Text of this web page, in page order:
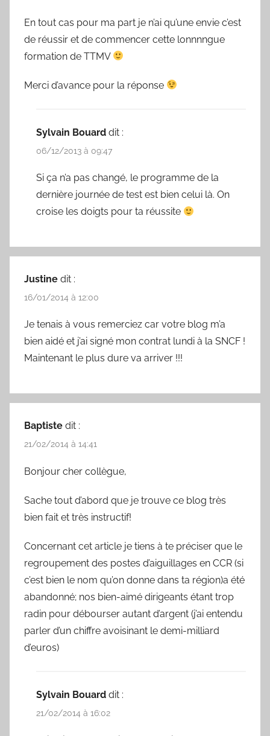
En tout cas pour ma part je n’ai qu’une envie c’est
de réussir et de commencer cette lonnnngue
formation de TTMV
Merci d’avance pour la réponse
Sylvain Bouard dit :
06/12/2013 à 09:47
Si ça n’a pas changé, le programme de la
dernière journée de test est bien celui là. On
croise les doigts pour ta réussite
Justine dit :
16/01/2014 à 12:00
Je tenais à vous remerciez car votre blog m’a
bien aidé et j’ai signé mon contrat lundi à la SNCF !
Maintenant le plus dure va arriver !!!
Baptiste dit :
21/02/2014 à 14:41
Bonjour cher collègue,
Sache tout d’abord que je trouve ce blog très
bien fait et très instructif!
Concernant cet article je tiens à te préciser que le
regroupement des postes d’aiguillages en CCR (si
c’est bien le nom qu’on donne dans ta région)a été
abandonné; nos bien-aimé dirigeants étant trop
radin pour débourser autant d’argent (j’ai entendu
parler d’un chiffre avoisinant le demi-milliard
d’euros)
Sylvain Bouard dit :
21/02/2014 à 16:02